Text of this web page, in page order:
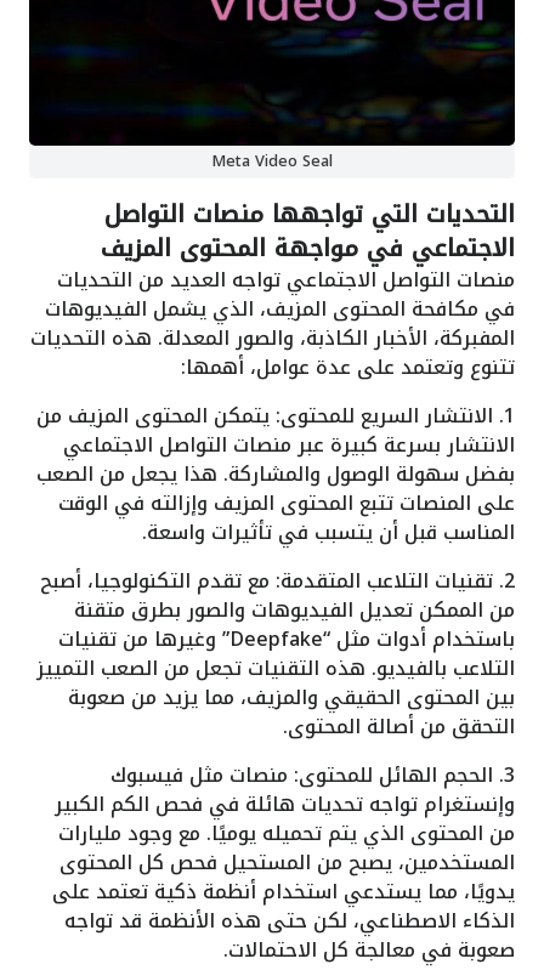
Meta Video Seal
التحديات التي تواجهها منصات التواصل
الاجتماعي في مواجهة المحتوى المزيف
منصات التواصل الاجتماعي تواجه العديد من التحديات
في مكافحة المحتوى المزيف، الذي يشمل الفيديوهات
المفبركة، الأخبار الكاذبة، والصور المعدلة. هذه التحديات
تتنوع وتعتمد على عدة عوامل، أهمها:
1. الانتشار السريع للمحتوى: يتمكن المحتوى المزيف من
الانتشار بسرعة كبيرة عبر منصات التواصل الاجتماعي
بفضل سهولة الوصول والمشاركة. هذا يجعل من الصعب
على المنصات تتبع المحتوى المزيف وإزالته في الوقت
المناسب قبل أن يتسبب في تأثيرات واسعة.
2. تقنيات التلاعب المتقدمة: مع تقدم التكنولوجيا، أصبح
من الممكن تعديل الفيديوهات والصور بطرق متقنة
باستخدام أدوات مثل “Deepfake” وغيرها من تقنيات
التلاعب بالفيديو. هذه التقنيات تجعل من الصعب التمييز
بين المحتوى الحقيقي والمزيف، مما يزيد من صعوبة
التحقق من أصالة المحتوى.
3. الحجم الهائل للمحتوى: منصات مثل فيسبوك
وإنستغرام تواجه تحديات هائلة في فحص الكم الكبير
من المحتوى الذي يتم تحميله يوميًا. مع وجود مليارات
المستخدمين، يصبح من المستحيل فحص كل المحتوى
يدويًا، مما يستدعي استخدام أنظمة ذكية تعتمد على
الذكاء الاصطناعي، لكن حتى هذه الأنظمة قد تواجه
صعوبة في معالجة كل الاحتمالات.